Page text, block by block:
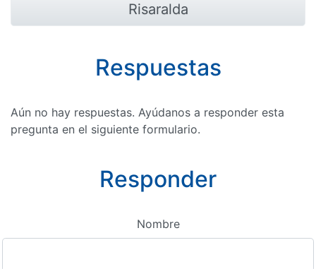
Risaralda
Respuestas
Aún no hay respuestas. Ayúdanos a responder esta
pregunta en el siguiente formulario.
Responder
Nombre